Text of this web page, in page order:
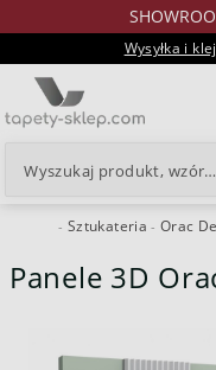
Wysyłka i
24H Sztukateria Orac
Panele 3D